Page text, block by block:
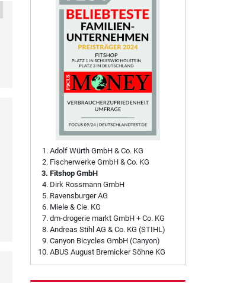
Adolf Würth GmbH & Co. KG
Fischerwerke GmbH & Co. KG
Fitshop GmbH
Dirk Rossmann GmbH
Ravensburger AG
Miele & Cie. KG
dm-drogerie markt GmbH + Co. KG
Andreas Stihl AG & Co. KG (STIHL)
Canyon Bicycles GmbH (Canyon)
ABUS August Bremicker Söhne KG